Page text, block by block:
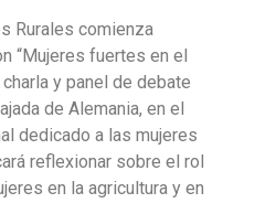
Rurales comienza
“Mujeres fuertes en el
y panel de debate
de Alemania, en el
dedicado a las mujeres
reflexionar sobre el rol
en la agricultura y en